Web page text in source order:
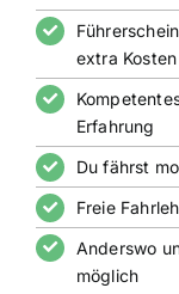
extra Kosten
Erfahrung
Du fährst
Freie
Anderswo
möglich